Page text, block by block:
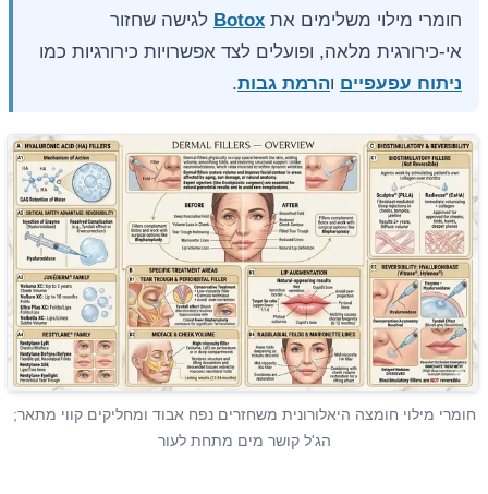
חומרי מילוי משלימים את Botox לגישה שחזור
אי-כירורגית מלאה, ופועלים לצד אפשרויות כירורגיות כמו
ניתוח עפעפיים והרמת גבות.
חומרי מילוי חומצה היאלורונית משחזרים נפח אבוד ומחליקים קווי מתאר;
הג'ל קושר מים מתחת לעור